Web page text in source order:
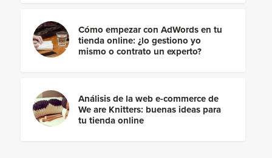
Cómo empezar con AdWords en tu
tienda online: ¿lo gestiono yo
mismo o contrato un experto?
Análisis de la web e-commerce de
We are Knitters: buenas ideas para
tu tienda online